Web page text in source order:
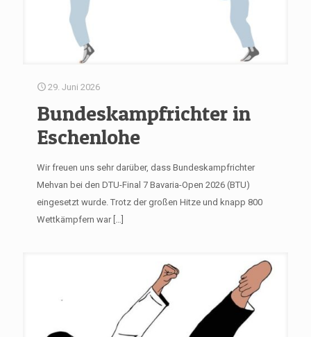
29. Juni 2026
Bundeskampfrichter in
Eschenlohe
Wir freuen uns sehr darüber, dass Bundeskampfrichter
Mehvan bei den DTU-Final 7 Bavaria-Open 2026 (BTU)
eingesetzt wurde. Trotz der großen Hitze und knapp 800
Wettkämpfern war[…]